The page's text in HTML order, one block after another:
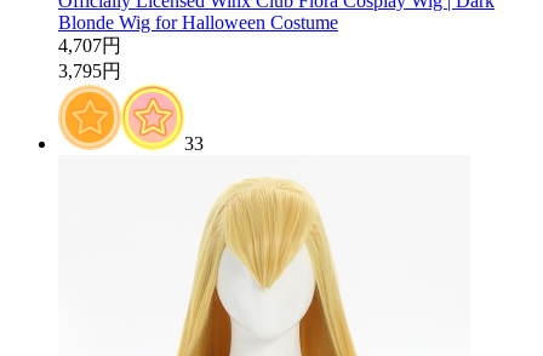
Blonde Wig for Halloween Costume
4,707円
3,795円
33